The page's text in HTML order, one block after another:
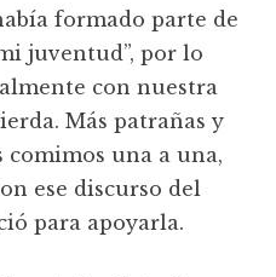
formado parte de
juventud”, por lo
con nuestra
Más patrañas y
comimos una a una,
ese discurso del
para apoyarla.